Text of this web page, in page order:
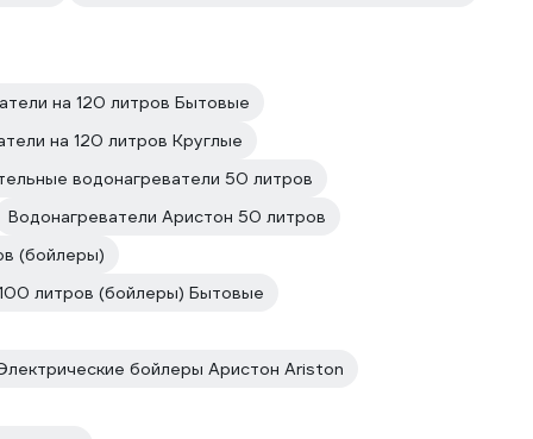
на 120 литров Бытовые
на 120 литров Круглые
водонагреватели 50 литров
Водонагреватели Аристон 50 литров
(бойлеры)
литров (бойлеры) Бытовые
бойлеры Аристон Ariston